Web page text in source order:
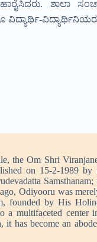
ಶಾಲಾ
ವಿದ್ಯಾರ್ಥಿ-
the Om Shri
on 15-2-1989 by
Samsthanam;
Odiyooru was
founded by His
a multifaceted center
it has become an